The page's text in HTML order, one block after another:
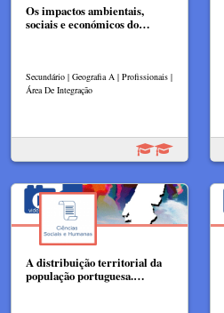
Os impactos ambientais,
sociais e económicos do…
Secundário | Geografia A | Profissionais |
Área De Integração
A distribuição territorial da
população portuguesa.…